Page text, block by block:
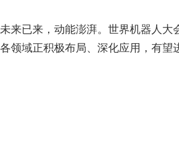
未来已来，动能澎湃。世界机器人
各领域正积极布局、深化应用，有